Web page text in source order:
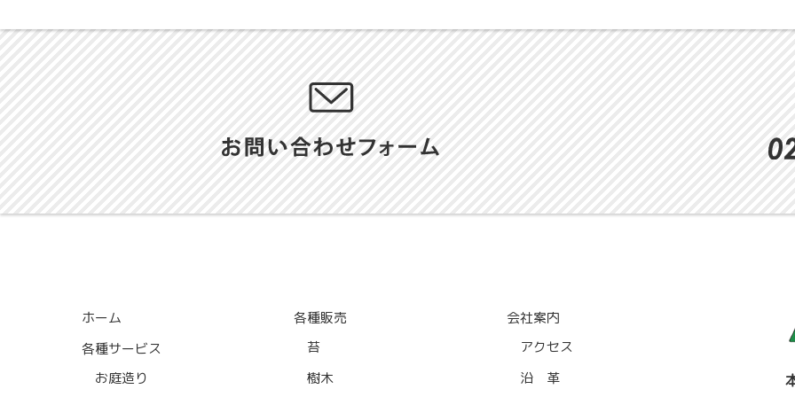
ホーム
各種サービス
お庭造り
各種販売
苔
樹木
会社案内
アクセス
沿 革